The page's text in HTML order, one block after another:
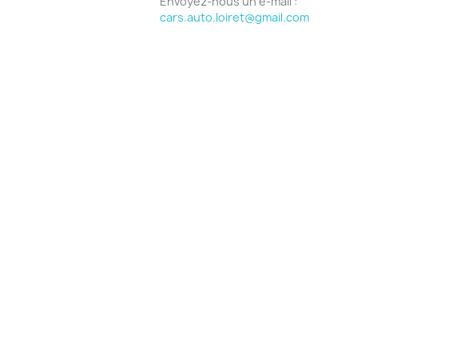
cars.auto.loiret@gmail.com